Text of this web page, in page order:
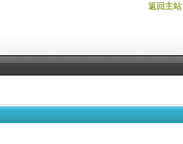
返回主站|